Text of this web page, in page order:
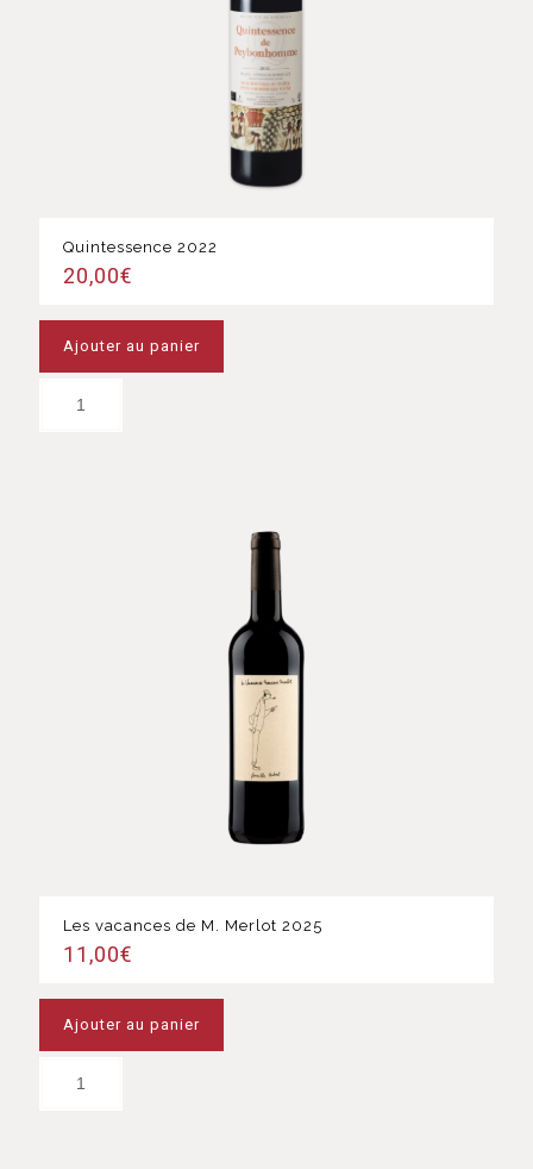
Quintessence 2022
20,00€
Ajouter au panier
Les vacances de M. Merlot 2025
11,00€
Ajouter au panier